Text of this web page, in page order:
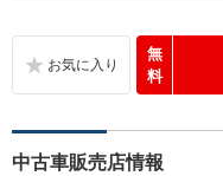
無
料
中古車販売店情報